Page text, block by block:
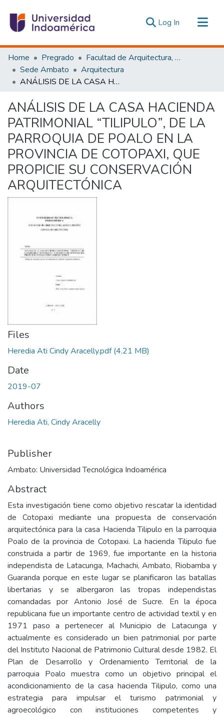
Log In (current)
Communities & Collections
All of DSpace
Statistics
Estadísticas Externas
Home Pregrado
Facultad de Arquitectura, Artes y Diseño
Sede Ambato
Arquitectura
ANÁLISIS DE LA CASA HACIENDA PATRIMONIAL “TILIPULO”, DE LA PARROQUIA DE POALO EN LA PROVINCIA DE COTOPAXI, QUE PROPICIE SU CONSERVACIÓN ARQUITECTÓNICA
ANÁLISIS DE LA CASA HACIENDA
PATRIMONIAL “TILIPULO”, DE LA
PARROQUIA DE POALO EN LA
PROVINCIA DE COTOPAXI, QUE
PROPICIE SU CONSERVACIÓN
ARQUITECTÓNICA
Files
Heredia Ati Cindy Aracelly.pdf(4.21 MB)
Date
2019-07
Authors
Heredia Ati, Cindy Aracelly
Publisher
Ambato: Universidad Tecnológica Indoamérica
Abstract
Esta investigación tiene como objetivo rescatar la identidad
de Cotopaxi mediante una propuesta de conservación
arquitectónica para la casa Hacienda Tilipulo en la parroquia
Poalo de la provincia de Cotopaxi. La hacienda Tilipulo fue
construida a partir de 1969, fue importante en la historia
independista de Latacunga, Machachi, Ambato, Riobamba y
Guaranda porque en este lugar se planificaron las batallas
libertarias y se albergaron las tropas independistas
comandadas por Antonio José de Sucre. En la época
republicana fue un importante centro de actividad textil y en
1971 paso a pertenecer al Municipio de Latacunga y
actualmente es considerado un bien patrimonial por parte
del Instituto Nacional de Patrimonio Cultural desde 1982. El
Plan de Desarrollo y Ordenamiento Territorial de la
parroquia Poalo muestra como un objetivo principal el
acondicionamiento de la casa hacienda Tilipulo, como una
estrategia para impulsar el turismo patrimonial y
agroecológico con instituciones competentes y